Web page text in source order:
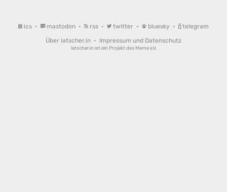
ics • mastodon • rss • twitter • bluesky •
telegram
Über latscher.in • Impressum und Datenschutz
latscher.in ist ein Projekt des Meme e.V.